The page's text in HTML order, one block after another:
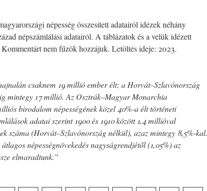
népesség összesített adatairól idézek néhány
népszámlálási adatairól. A táblázatok és a velük idézett
nem fűzök hozzájuk. Letöltés ideje: 2023.
csaknem 19 millió ember élt; a Horvát–Szlavónország
mintegy 17 millió. Az Osztrák–Magyar Monarchia
birodalom népességének közel 40%-a élt történeti
adatai szerint 1900 és 1910 között 1,4 millióval
száma (Horvát–Szlavónország nélkül), azaz mintegy 8,5%-kal.
népességnövekedés nagyságrendjétől (1,05%) az
elmaradtunk.”